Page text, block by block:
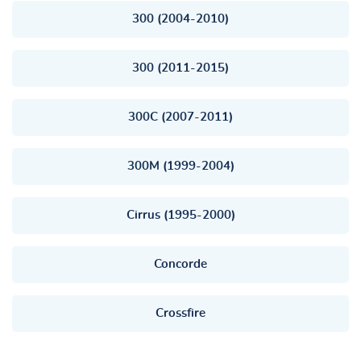
300 (2004-2010)
300 (2011-2015)
300C (2007-2011)
300M (1999-2004)
Cirrus (1995-2000)
Concorde
Crossfire